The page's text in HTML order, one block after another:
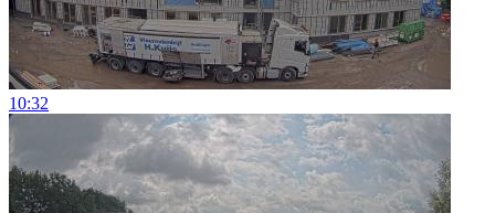
10:32